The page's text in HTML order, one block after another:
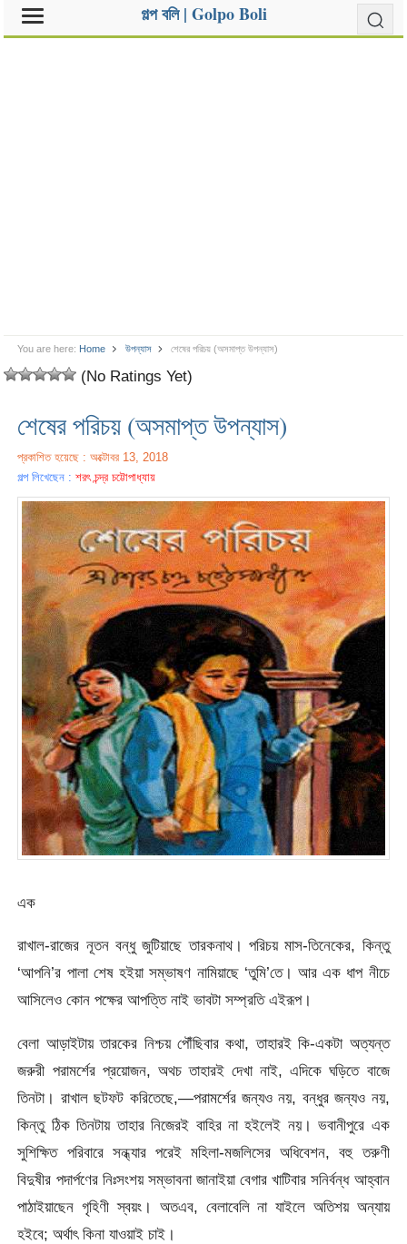
গল্প বলি | Golpo Boli
You are here: Home উপন্যাস শেষের পরিচয় (অসমাপ্ত উপন্যাস)
(No Ratings Yet)
শেষের পরিচয় (অসমাপ্ত উপন্যাস)
প্রকাশিত হয়েছে : অক্টোবর 13, 2018
গল্প লিখেছেন :শরৎ চন্দ্র চট্টোপাধ্যায়
এক
রাখাল-রাজের নূতন বন্ধু জুটিয়াছে তারকনাথ। পরিচয় মাস-তিনেকের, কিন্তু
‘আপনি’র পালা শেষ হইয়া সম্ভাষণ নামিয়াছে ‘তুমি’তে। আর এক ধাপ নীচে
আসিলেও কোন পক্ষের আপত্তি নাই ভাবটা সম্প্রতি এইরূপ।
বেলা আড়াইটায় তারকের নিশ্চয় পৌঁছিবার কথা, তাহারই কি-একটা অত্যন্ত
জরুরী পরামর্শের প্রয়োজন, অথচ তাহারই দেখা নাই, এদিকে ঘড়িতে বাজে
তিনটা। রাখাল ছটফট করিতেছে,—পরামর্শের জন্যও নয়, বন্ধুর জন্যও নয়,
কিন্তু ঠিক তিনটায় তাহার নিজেরই বাহির না হইলেই নয়। ভবানীপুরে এক
সুশিক্ষিত পরিবারে সন্ধ্যার পরেই মহিলা-মজলিসের অধিবেশন, বহু তরুণী
বিদুষীর পদার্পণের নিঃসংশয় সম্ভাবনা জানাইয়া বেগার খাটিবার সনির্বন্ধ আহ্বান
পাঠাইয়াছেন গৃহিণী স্বয়ং। অতএব, বেলাবেলি না যাইলে অতিশয় অন্যায়
হইবে; অর্থাৎ কিনা যাওয়াই চাই।